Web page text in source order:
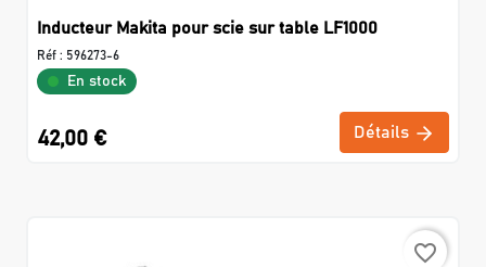
Inducteur Makita pour scie sur table LF1000
Réf : 596273-6
En stock
42,00 € Détails
favorite_border